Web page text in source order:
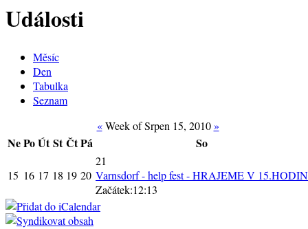
Události
Měsíc
Den
Tabulka
Seznam
«Week of Srpen 15, 2010»
NePoÚt St ČtPá So
15 16 17 18 19 20
21
Varnsdorf - help fest - HRAJEME V 15.HODIN
Začátek:12:13